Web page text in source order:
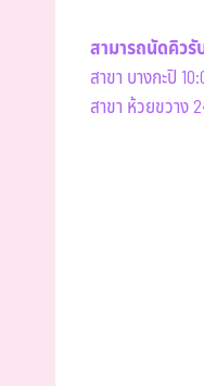
สามารถนัดคิวรั
สาขา บางกะปิ
สาขา ห้วยขวาง